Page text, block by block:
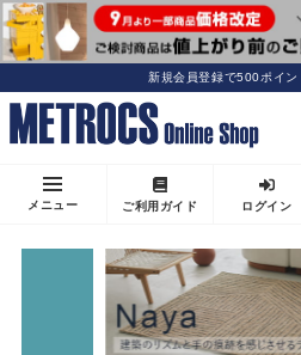
新規会員登録で500ポイン
メニュー ご利用ガイド ログイン